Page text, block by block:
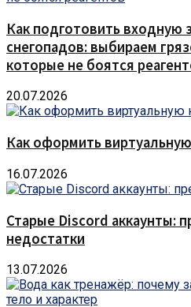
Как подготовить входную
снегопадов: выбираем
которые не боятся
20.07.2026
Как оформить
16.07.2026
Старые Discord аккаунты:
недостатки
13.07.2026